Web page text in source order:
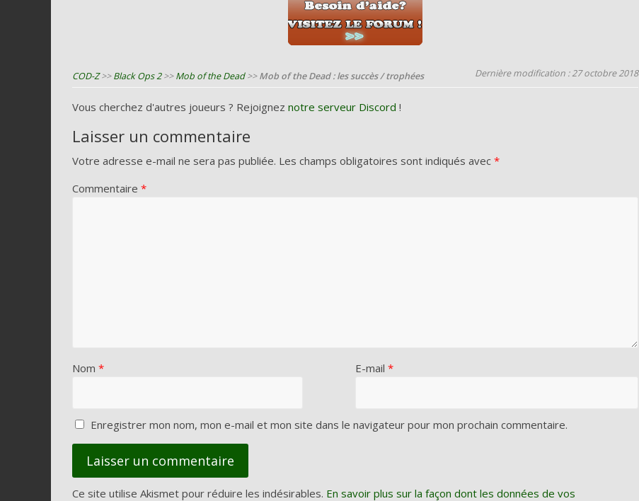
Dernière modification : 27 octobre 2018
COD-Z>>Black Ops 2>>Mob of the Dead>>Mob of the Dead : les succès / trophées
Vous cherchez d'autres joueurs ? Rejoignez notre serveur Discord !
Laisser un commentaire
Votre adresse e-mail ne sera pas publiée. Les champs obligatoires sont indiqués avec *
Commentaire *
Nom * E-mail *
Enregistrer mon nom, mon e-mail et mon site dans le navigateur pour mon prochain commentaire.
Ce site utilise Akismet pour réduire les indésirables. En savoir plus sur la façon dont les données de vos